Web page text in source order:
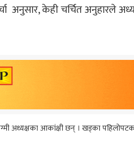
केही चर्चित अनुहारले
अध्यक्षका आकांक्षी छन् । खड्का